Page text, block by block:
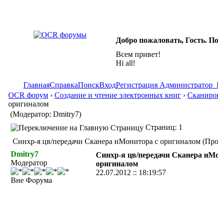
Добро пожаловать, Гость.
Всем привет!
Hi all!
ГлавнаяСправкаПоискВходРегистрация Администратор
OCR форум › Создание и чтение электронных книг ›
оригиналом
(Модератор: Dmitry7)
Страниц: 1
Синхр-я цв/передачи Сканера иМонитора с оригиналом
Dmitry7
Модератор
Вне Форума
Синхр-я цв/передачи Сканера
оригиналом
22.07.2012 :: 18:19:57